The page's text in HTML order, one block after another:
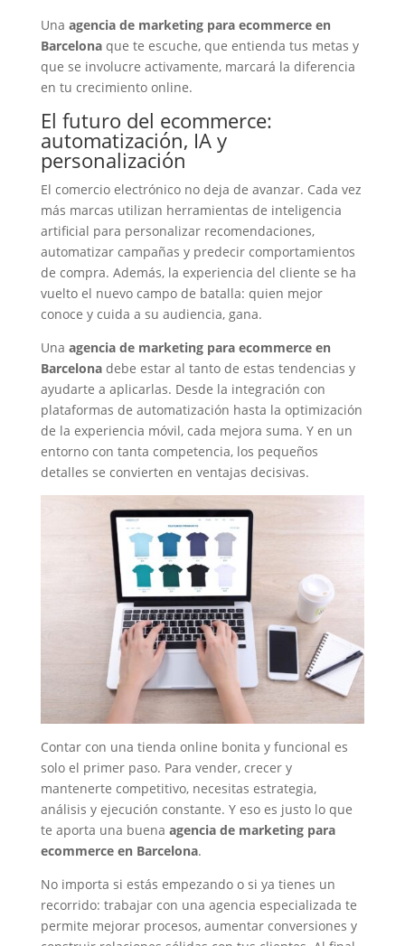
Una agencia de marketing para ecommerce en
Barcelonaque te escuche, que entienda tus metas y
que se involucre activamente, marcará la diferencia
en tu crecimiento online.
El futuro del ecommerce:
automatización, IA y
personalización
El comercio electrónico no deja de avanzar. Cada vez
más marcas utilizan herramientas de inteligencia
artificial para personalizar recomendaciones,
automatizar campañas y predecir comportamientos
de compra. Además, la experiencia del cliente se ha
vuelto el nuevo campo de batalla: quien mejor
conoce y cuida a su audiencia, gana.
Una agencia de marketing para ecommerce en
Barcelonadebe estar al tanto de estas tendencias y
ayudarte a aplicarlas. Desde la integración con
plataformas de automatización hasta la optimización
de la experiencia móvil, cada mejora suma. Y en un
entorno con tanta competencia, los pequeños
detalles se convierten en ventajas decisivas.
Contar con una tienda online bonita y funcional es
solo el primer paso. Para vender, crecer y
mantenerte competitivo, necesitas estrategia,
análisis y ejecución constante. Y eso es justo lo que
te aporta una buena agencia de marketing para
ecommerce en Barcelona.
No importa si estás empezando o si ya tienes un
recorrido: trabajar con una agencia especializada te
permite mejorar procesos, aumentar conversiones y